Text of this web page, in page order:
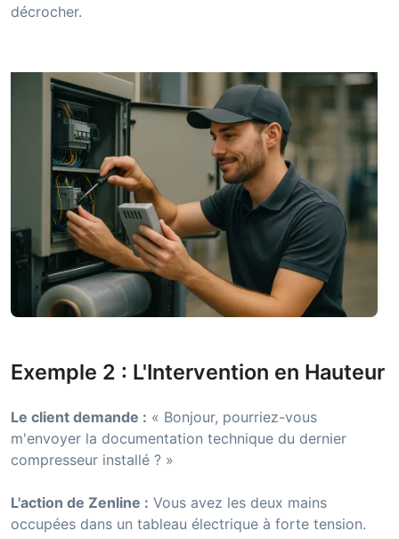
décrocher.
Exemple 2 : L'Intervention en Hauteur
Le client demande : « Bonjour, pourriez-vous
m'envoyer la documentation technique du dernier
compresseur installé ? »
L'action de Zenline : Vous avez les deux mains
occupées dans un tableau électrique à forte tension.